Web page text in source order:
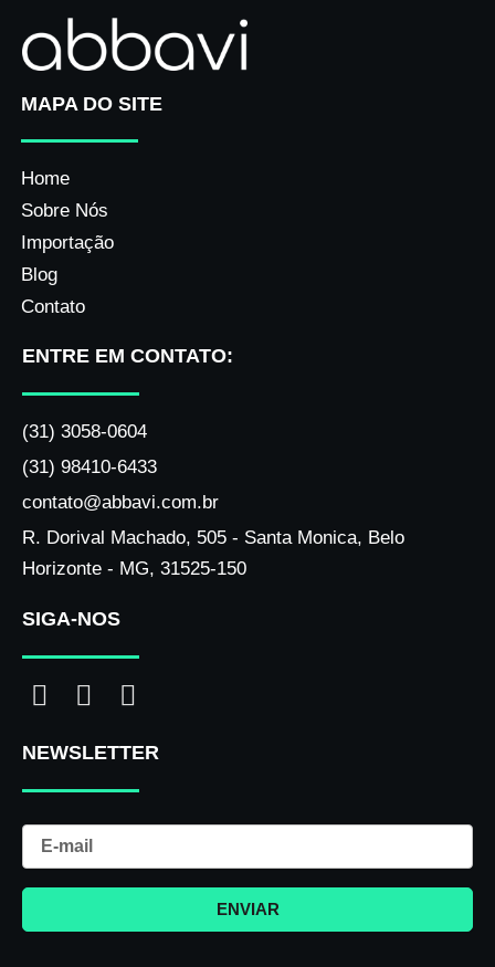
MAPA DO SITE
Home
Sobre Nós
Importação
Blog
Contato
ENTRE EM CONTATO:
(31) 3058-0604
(31) 98410-6433
contato@abbavi.com.br
R. Dorival Machado, 505 - Santa Monica, Belo
Horizonte - MG, 31525-150
SIGA-NOS
I
s
t
a
g
r
m
F
c
e
b
o
o
-
L
n
k
e
i
NEWSLETTER
ENVIAR